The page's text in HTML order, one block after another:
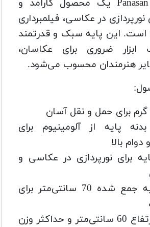
پایه نور Panasan 801 یک محصول کارآمد و
نورپردازی در عکاسی، فیلمبرداری
است. این پایه سبک و قدرتمند
ضروری برای عکاسان،
سایر هنرمندان محسوب می‌شود.
پایه از آلومینیوم برای
بالا
برای نورپردازی در عکاسی و
- طول پایه جمع شده 70 سانتی‌متر برای
- حداقل ارتفاع 60 سانتی‌متر و حداکثر وزن